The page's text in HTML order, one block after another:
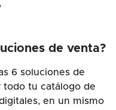
de venta?
6 soluciones de
tu catálogo de
en un mismo